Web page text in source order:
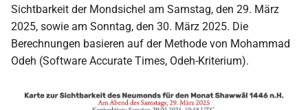
a
l
Sichtbarkeit der Mondsichel am Samstag, den 29. März
2025, sowie am Sonntag, den 30. März 2025. Die
Berechnungen basieren auf der Methode von Mohammad
Odeh (Software Accurate Times, Odeh-Kriterium).